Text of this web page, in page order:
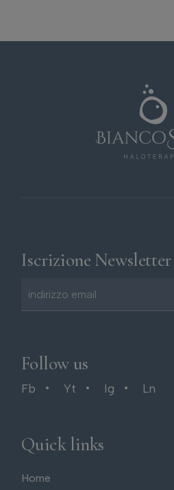
Iscrizione Newsletter
Follow us
Fb Yt Ig Ln
Quick links
Home